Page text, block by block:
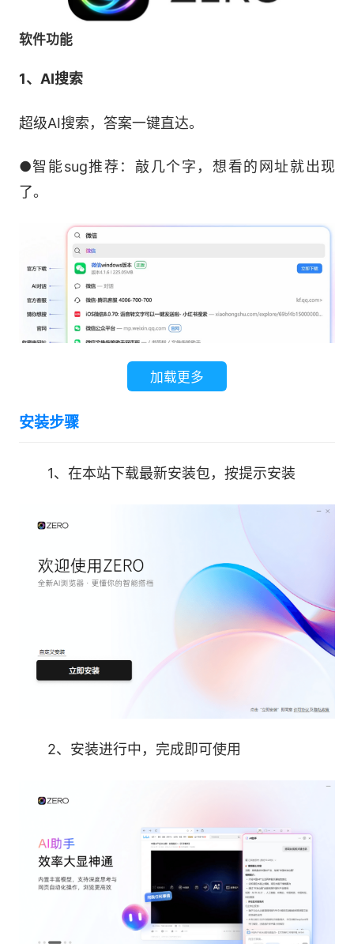
软件功能
1、AI搜索
超级AI搜索，答案一键直达。
●智能sug推荐：敲几个字，想看的网址就出现
了。
●快捷引用：网页、文件、截图,一个@全喂给它。
●深度思考：复杂的问题，值得被认真想过再回
●智能代理：说一句话，复杂的事情自己去办。
加载更多
安装步骤
1、在本站下载最新安装包，按提示安装
2、安装进行中，完成即可使用